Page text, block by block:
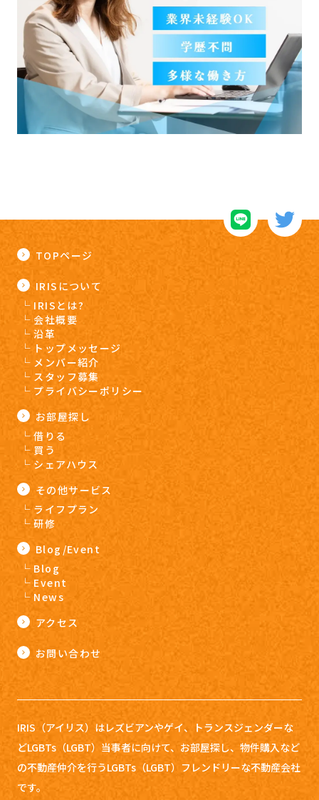
TOPページ
IRISについて
IRISとは?
会社概要
沿革
トップメッセージ
メンバー紹介
スタッフ募集
プライバシーポリシー
お部屋探し
借りる
買う
シェアハウス
その他サービス
ライフプラン
研修
Blog/Event
Blog
Event
News
アクセス
お問い合わせ
IRIS（アイリス）はレズビアンやゲイ、トランスジェンダーな
どLGBTs（LGBT）当事者に向けて、お部屋探し、 物件購入など
の不動産仲介を行うLGBTs（LGBT）フレンドリーな不動産会社
です。